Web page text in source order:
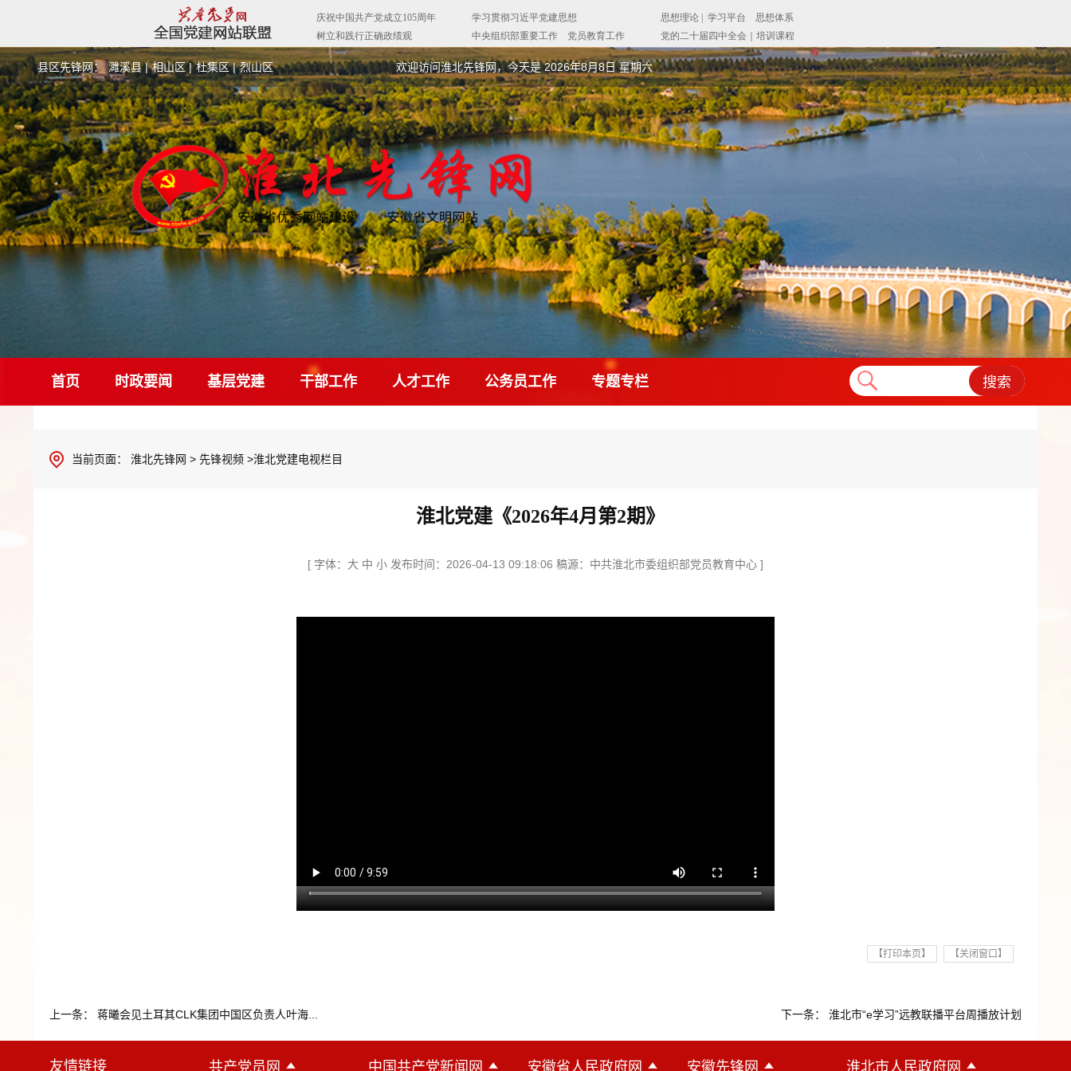
县区先锋网： 濉溪县 | 相山区 | 杜集区 | 烈山区 欢迎访问淮北先锋网，今天是2026年8月8日 星期六
首页 时政要闻 基层党建 干部工作 人才工作 公务员工作 专题专栏 搜索
当前页面： 淮北先锋网 > 先锋视频 >淮北党建电视栏目
淮北党建《2026年4月第2期》
[ 字体： 大 中 小 发布时间：2026-04-13 09:18:06 稿源：中共淮北市委组织部党员教育中心 ]
【打印本页】 【关闭窗口】
上一条： 蒋曦会见土耳其CLK集团中国区负责人叶海... 下一条： 淮北市“e学习”远教联播平台周播放计划
友情链接 共产党员网 中国共产党新闻网 安徽省人民政府网 安徽先锋网 淮北市人民政府网